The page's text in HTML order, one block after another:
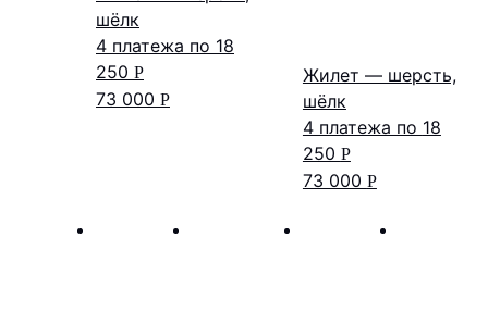
шёлк
4 платежа по 18
250 Р
73 000 Р
Жилет — шерсть,
шёлк
4 платежа по 18
250 Р
73 000 Р